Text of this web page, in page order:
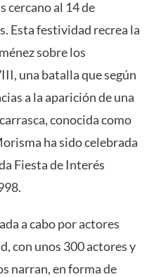
cercano al 14 de
Esta festividad recrea la
sobre los
una batalla que según
a la aparición de una
conocida como
ha sido celebrada
Fiesta de Interés
​.
a cabo por actores
con unos 300 actores y
narran, en forma de